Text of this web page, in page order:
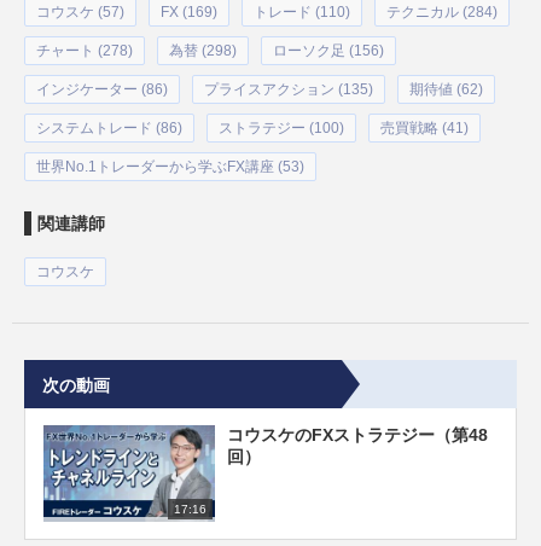
コウスケ (57) FX (169) トレード (110) テクニカル (284)
チャート (278) 為替 (298) ローソク足 (156)
インジケーター (86) プライスアクション (135) 期待値 (62)
システムトレード (86) ストラテジー (100) 売買戦略 (41)
世界No.1トレーダーから学ぶFX講座 (53)
関連講師
コウスケ
次の動画
17:16
コウスケのFXストラテジー（第48
回）